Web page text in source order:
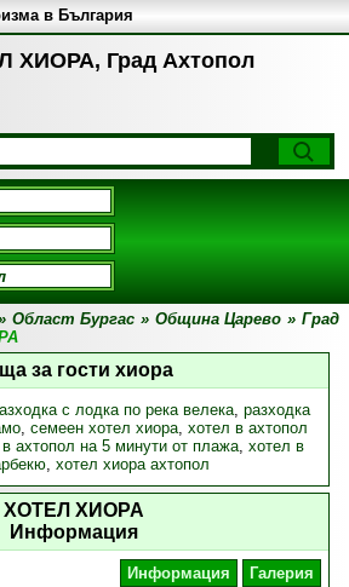
ХИОРА, Град Ахтопол
в България
Област Бургас » Община Царево » Град
за гости хиора
с лодка по река велека, разходка
, семеен хотел хиора, хотел в ахтопол
ахтопол на 5 минути от плажа, хотел в
, хотел хиора ахтопол
ХОТЕЛ ХИОРА
Информация
Информация Галерия